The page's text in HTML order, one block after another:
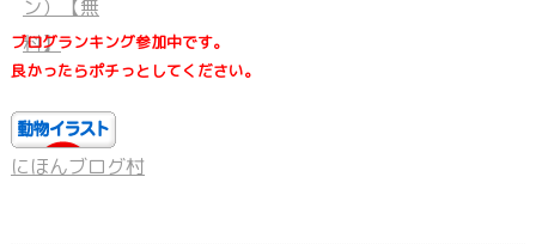
ブログランキング参加中です。
良かったらポチっとしてください。
にほんブログ村